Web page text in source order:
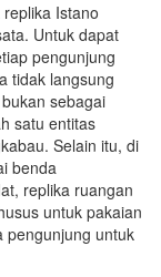
Istano
Untuk dapat
pengunjung
tidak langsung
sebagai
satu entitas
Selain itu, di
benda
replika ruangan
untuk pakaian
pengunjung untuk